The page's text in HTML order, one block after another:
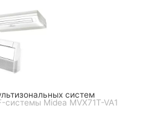
систем
системы Midea MVX71T-VA1